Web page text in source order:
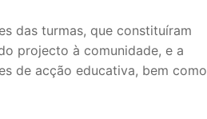
das turmas, que constituíram
projecto à comunidade, e a
de acção educativa, bem como